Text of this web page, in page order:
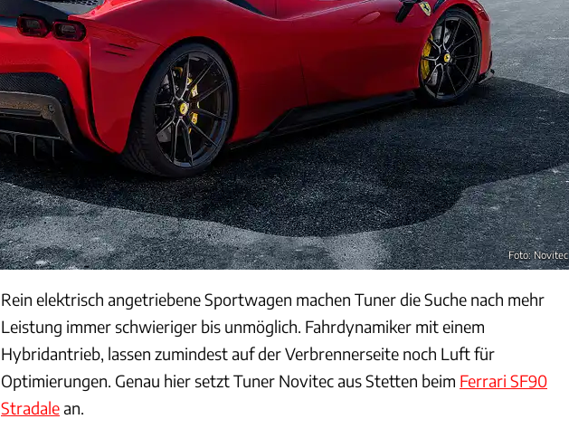
Foto: Novitec
Rein elektrisch angetriebene Sportwagen machen Tuner die Suche nach mehr
Leistung immer schwieriger bis unmöglich. Fahrdynamiker mit einem
Hybridantrieb, lassen zumindest auf der Verbrennerseite noch Luft für
Optimierungen. Genau hier setzt Tuner Novitec aus Stetten beim Ferrari SF90
Stradalean.